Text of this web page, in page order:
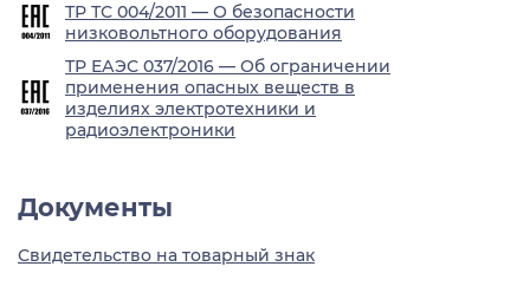
ТР ТС 004/2011 — О безопасности
низковольтного оборудования
ТР ЕАЭС 037/2016 — Об ограничении
применения опасных веществ в
изделиях электротехники и
радиоэлектроники
Документы
Свидетельство на товарный знак